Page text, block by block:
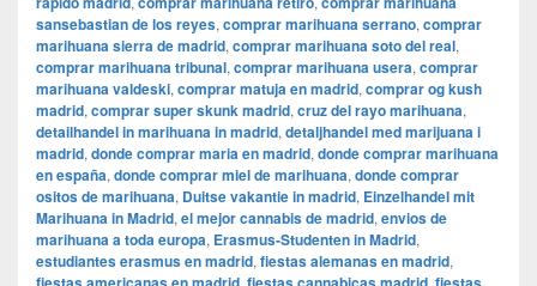
sansebastian de los reyes, comprar marihuana serrano, comprar
marihuana sierra de madrid, comprar marihuana soto del real,
comprar marihuana tribunal, comprar marihuana usera, comprar
marihuana valdeski, comprar matuja en madrid, comprar og kush
madrid, comprar super skunk madrid, cruz del rayo marihuana,
detailhandel in marihuana in madrid, detaljhandel med marijuana i
madrid, donde comprar maria en madrid, donde comprar marihuana
en españa, donde comprar miel de marihuana, donde comprar
ositos de marihuana, Duitse vakantie in madrid, Einzelhandel mit
Marihuana in Madrid, el mejor cannabis de madrid, envios de
marihuana a toda europa, Erasmus-Studenten in Madrid,
estudiantes erasmus en madrid, fiestas alemanas en madrid,